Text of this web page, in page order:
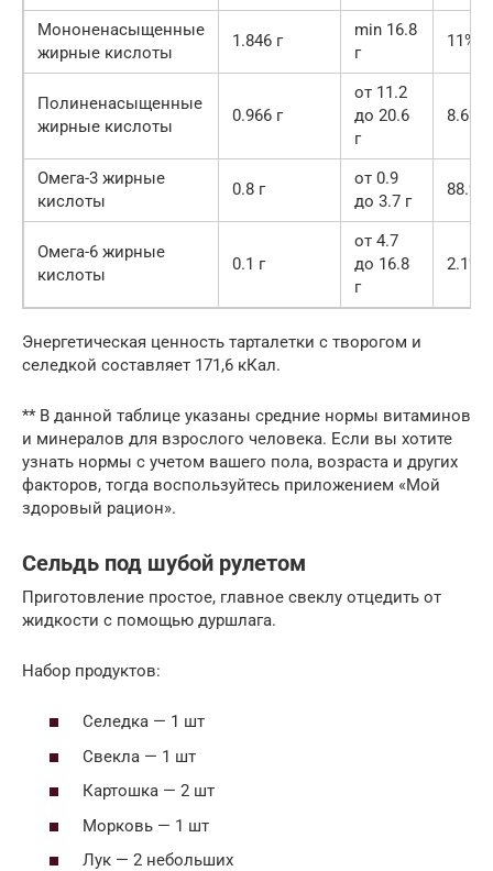
Мононенасыщенные
жирные кислоты
1.846 г
min 16.8
г
11%
Полиненасыщенные
жирные кислоты
0.966 г
от 11.2
до 20.6
г
8.6%
Омега-3 жирные
кислоты
0.8 г
от 0.9
до 3.7 г
88.9%
Омега-6 жирные
кислоты
0.1 г
от 4.7
до 16.8
г
2.1%
Энергетическая ценность тарталетки с творогом и
селедкой составляет 171,6 кКал.
** В данной таблице указаны средние нормы витаминов
и минералов для взрослого человека. Если вы хотите
узнать нормы с учетом вашего пола, возраста и других
факторов, тогда воспользуйтесь приложением «Мой
здоровый рацион».
Сельдь под шубой рулетом
Приготовление простое, главное свеклу отцедить от
жидкости с помощью дуршлага.
Набор продуктов:
Селедка — 1 шт
Свекла — 1 шт
Картошка — 2 шт
Морковь — 1 шт
Лук — 2 небольших